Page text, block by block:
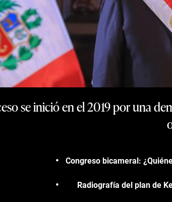
se inició en el 2019 por una
Congreso bicameral:
Radiografía del plan de